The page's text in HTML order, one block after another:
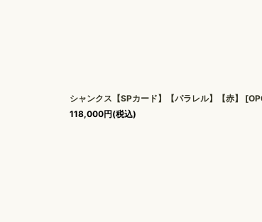
シャンクス【SPカード】【パラレル】【赤】 [
118,000円(税込)